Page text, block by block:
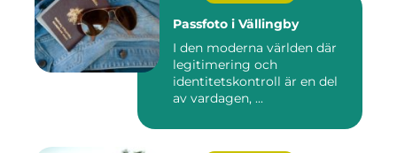
Passfoto i Vällingby
I den moderna världen där
legitimering och
identitetskontroll är en del
av vardagen, ...